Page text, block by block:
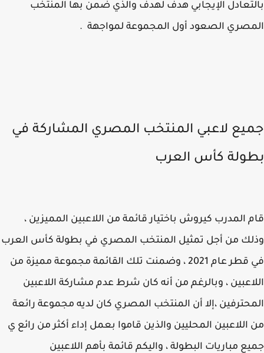
الإيجابي هدف لهدف والذي ضمن بها المنتخب
الصعود أول المجموعة لمواجهة .
لاعبي المنتخب المصري المشاركة في
كأس العرب
المدرب كيروش باختيار قائمة من اللاعبين المميزين ،
من أجل تمثيل المنتخب المصري في بطولة كأس العرب
في قطر عام 2021 ، وضمنت تلك القائمة مجموعة مميزة من
، وبالرغم من أنه كان شرط عدم مشاركة اللاعبين
،إلا أن المنتخب المصري كان لديه مجموعة رائعة
المحليين والذين قاموا بعمل إداء أكثر من رائع ي
مباريات البطولة ، واليكم قائمة بأهم اللاعبين